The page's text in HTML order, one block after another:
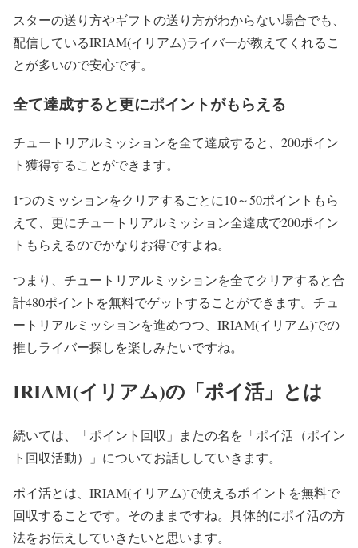
スターの送り方やギフトの送り方がわからない場合でも、
配信しているIRIAM(イリアム)ライバーが教えてくれるこ
とが多いので安心です。
全て達成すると更にポイントがもらえる
チュートリアルミッションを全て達成すると、200ポイン
ト獲得することができます。
1つのミッションをクリアするごとに10～50ポイントもら
えて、更にチュートリアルミッション全達成で200ポイン
トもらえるのでかなりお得ですよね。
つまり、チュートリアルミッションを全てクリアすると合
計480ポイントを無料でゲットすることができます。 チュ
ートリアルミッションを進めつつ、IRIAM(イリアム)での
推しライバー探しを楽しみたいですね。
IRIAM(イリアム)の「ポイ活」とは
続いては、「ポイント回収」またの名を「ポイ活（ポイン
ト回収活動）」についてお話ししていきます。
ポイ活とは、IRIAM(イリアム)で使えるポイントを無料で
回収することです。 そのままですね。 具体的にポイ活の方
法をお伝えしていきたいと思います。